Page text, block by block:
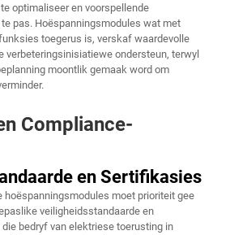
optimaliseer en voorspellende
pas. Hoëspanningsmodules wat met
toegerus is, verskaf waardevolle
verbeteringsinisiatiewe ondersteun, terwyl
moontlik gemaak word om
Compliance-
en Sertifikasies
hoëspanningsmodules moet prioriteit gee
veiligheidsstandaarde en
bedryf van elektriese toerusting in